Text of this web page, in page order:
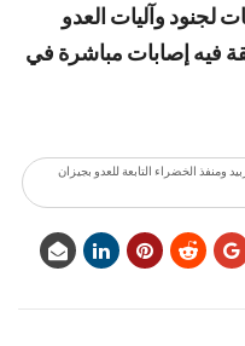
لجنود وآليات العدو
فيه إصابات مباشرة في
ومنفذ الخضراء التابعة للعدو بجيزان